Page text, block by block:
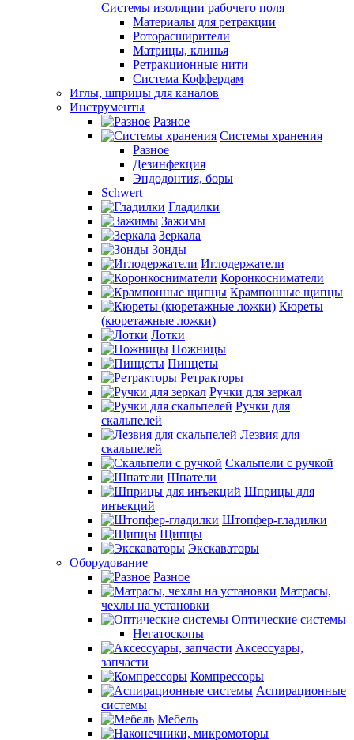
Системы изоляции рабочего поля
Материалы для ретракции
Роторасширители
Матрицы, клинья
Ретракционные нити
Система Коффердам
Иглы, шприцы для каналов
Инструменты
Разное
Системы хранения
Разное
Дезинфекция
Эндодонтия, боры
Schwert
Гладилки
Зажимы
Зеркала
Зонды
Иглодержатели
Коронкосниматели
Крампонные щипцы
Кюреты
(кюретажные ложки)
Лотки
Ножницы
Пинцеты
Ретракторы
Ручки для зеркал
Ручки для
скальпелей
Лезвия для
скальпелей
Скальпели с ручкой
Шпатели
Шприцы для
инъекций
Штопфер-гладилки
Щипцы
Экскаваторы
Оборудование
Разное
Матрасы,
чехлы на установки
Оптические системы
Негатоскопы
Аксессуары,
запчасти
Компрессоры
Аспирационные
системы
Мебель